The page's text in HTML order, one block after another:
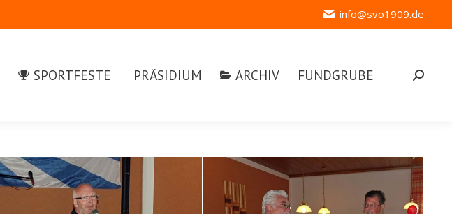
info@svo1909.de
SPORTFESTE PRÄSIDIUM ARCHIV FUNDGRUBE Search:
SPORTFESTE PRÄSIDIUM ARCHIV FUNDGRUBE Search: